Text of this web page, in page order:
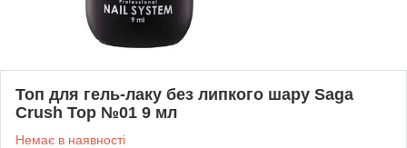
Топ для гель-лаку без липкого шару Saga
Crush Top №01 9 мл
Немає в наявності